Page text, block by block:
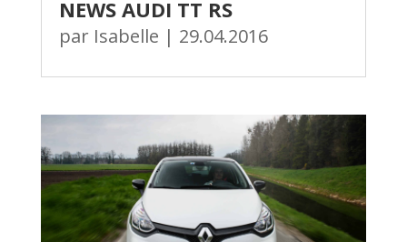
NEWS AUDI TT RS
par Isabelle | 29.04.2016